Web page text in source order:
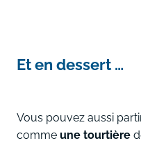
Et en dessert …
Vous pouvez aussi
comme une tourtière